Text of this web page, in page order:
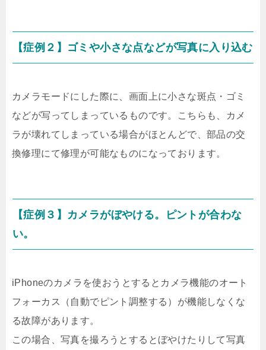
【症例２】ゴミや小さな点などが写真に入り込む
カメラモードにした際に、画面上に小さな斑点・ゴミ
などが写ってしまっているものです。こちらも、カメ
ラが壊れてしまっている場合がほとんどで、部品の交
換修理にて修理が可能なものになっております。
【症例３】カメラがぼやける。ピントが合わな
い。
iPhoneのカメラを使おうとするとカメラ機能のオート
フォーカス（自動でピント調整する）が機能しなくな
る故障があります。
この場合、写真を撮ろうとするとぼやけたりして写真